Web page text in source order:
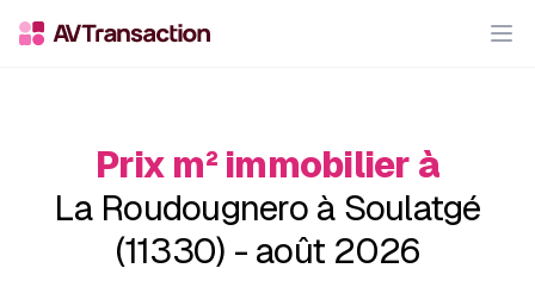
Prix m² immobilier à
La Roudougnero à Soulatgé
(11330) - août 2026